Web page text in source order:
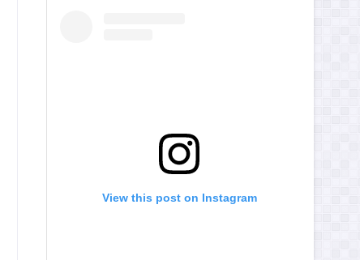
View this post on Instagram